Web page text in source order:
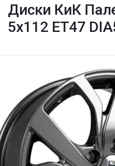
Диски КиК
5x112 ET47